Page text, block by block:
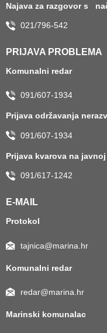
Najava za razgovor s
021/796-542
PRIJAVA PROBLEMA
Komunalni redar
091/607-1934
Prijava održavanja
091/607-1934
Prijava kvarova na
091/617-1242
E-MAIL
Protokol
tajnica@marina.hr
Komunalni redar
redar@marina.hr
Marinski komunalac